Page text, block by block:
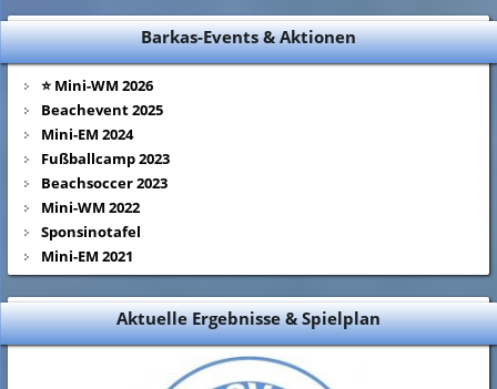
Barkas-Events & Aktionen
⭐ Mini-WM 2026
Beachevent 2025
Mini-EM 2024
Fußballcamp 2023
Beachsoccer 2023
Mini-WM 2022
Sponsinotafel
Mini-EM 2021
Aktuelle Ergebnisse & Spielplan